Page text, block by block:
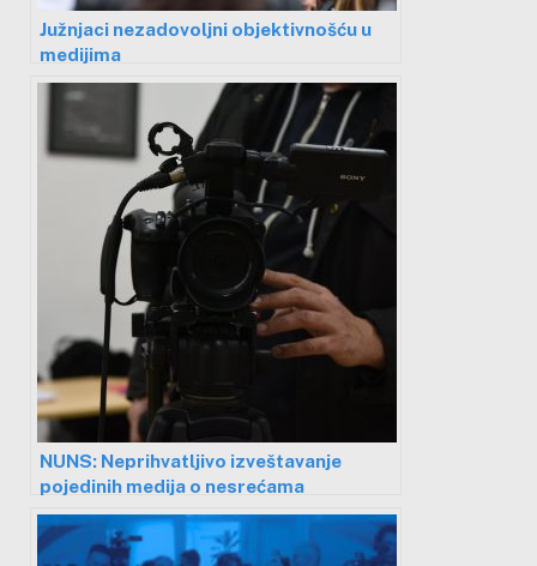
Južnjaci nezadovoljni objektivnošću u
medijima
NUNS: Neprihvatljivo izveštavanje
pojedinih medija o nesrećama